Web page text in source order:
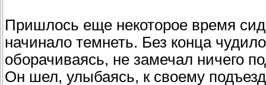
Пришлось еще некоторое время
начинало темнеть. Без конца
оборачиваясь, не замечал ничего
Он шел, улыбаясь, к своему